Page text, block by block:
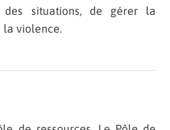
des situations, de gérer la
la violence.